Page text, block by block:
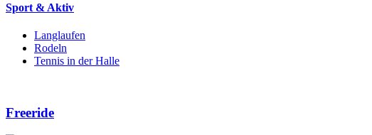
Sport & Aktiv
Langlaufen
Rodeln
Tennis in der Halle
Freeride